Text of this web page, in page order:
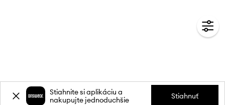
Stiahnite si aplikáciu a
nakupujte jednoduchšie
Stiahnuť